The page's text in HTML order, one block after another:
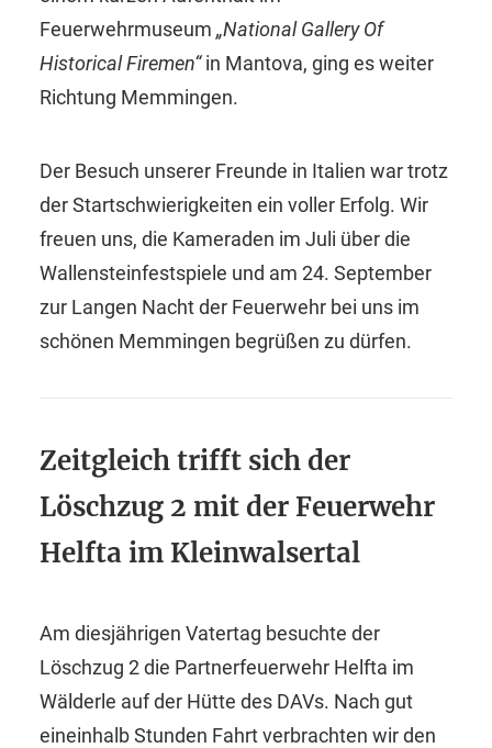
Feuerwehrmuseum „National Gallery Of
Historical Firemen“in Mantova, ging es weiter
Richtung Memmingen.
Der Besuch unserer Freunde in Italien war trotz
der Startschwierigkeiten ein voller Erfolg. Wir
freuen uns, die Kameraden im Juli über die
Wallensteinfestspiele und am 24. September
zur Langen Nacht der Feuerwehr bei uns im
schönen Memmingen begrüßen zu dürfen.
Zeitgleich trifft sich der
Löschzug 2 mit der Feuerwehr
Helfta im Kleinwalsertal
Am diesjährigen Vatertag besuchte der
Löschzug 2 die Partnerfeuerwehr Helfta im
Wälderle auf der Hütte des DAVs. Nach gut
eineinhalb Stunden Fahrt verbrachten wir den